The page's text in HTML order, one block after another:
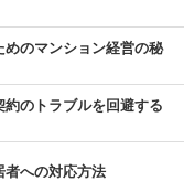
のマンション経営の秘
のトラブルを回避する
者への対応方法